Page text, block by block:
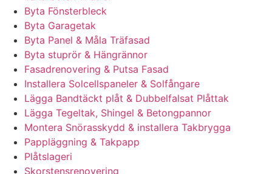
Byta Fönsterbleck
Byta Garagetak
Byta Panel & Måla Träfasad
Byta stuprör & Hängrännor
Fasadrenovering & Putsa Fasad
Installera Solcellspaneler & Solfångare
Lägga Bandtäckt plåt & Dubbelfalsat Plåttak
Lägga Tegeltak, Shingel & Betongpannor
Montera Snörasskydd & installera Takbrygga
Pappläggning & Takpapp
Plåtslageri
Skorstensrenovering